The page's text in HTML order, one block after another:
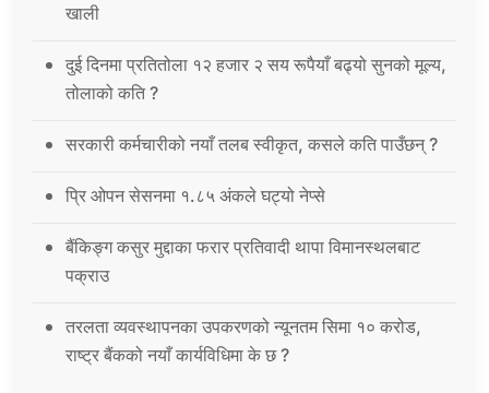
खाली
दुई दिनमा प्रतितोला १२ हजार २ सय रूपैयाँ बढ्यो सुनको मूल्य,
तोलाको कति ?
सरकारी कर्मचारीको नयाँ तलब स्वीकृत, कसले कति पाउँछन् ?
प्रि ओपन सेसनमा १.८५ अंकले घट्यो नेप्से
बैंकिङ्ग कसुर मुद्दाका फरार प्रतिवादी थापा विमानस्थलबाट
पक्राउ
तरलता व्यवस्थापनका उपकरणको न्यूनतम सिमा १० करोड,
राष्ट्र बैंकको नयाँ कार्यविधिमा के छ ?